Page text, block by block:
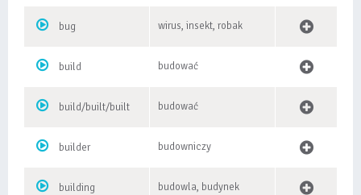
bug wirus, insekt, robak
build budować
build/built/built budować
builder budowniczy
building budowla, budynek